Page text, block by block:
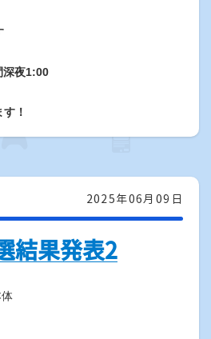
深夜1:00
！
2025年06月09日
結果発表2